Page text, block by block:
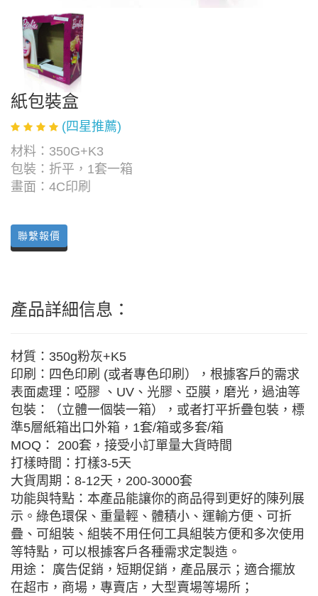
紙包裝盒
(四星推薦)
材料：350G+K3
包裝：折平，1套一箱
畫面：4C印刷
聯繫報價
產品詳細信息：
材質：350g粉灰+K5
印刷：四色印刷 (或者專色印刷），根據客戶的需求
表面處理：啞膠 、UV、光膠、亞膜，磨光，過油等
包裝：（立體一個裝一箱），或者打平折疊包裝，標
準5層紙箱出口外箱，1套/箱或多套/箱
MOQ： 200套，接受小訂單量大貨時間
打樣時間：打樣3-5天
大貨周期：8-12天，200-3000套
功能與特點：本產品能讓你的商品得到更好的陳列展
示。綠色環保、重量輕、體積小、運輸方便、可折
疊、可組裝、組裝不用任何工具組裝方便和多次使用
等特點，可以根據客戶各種需求定製造。
用途： 廣告促銷，短期促銷，產品展示；適合擺放
在超市，商場，專賣店，大型賣場等場所；